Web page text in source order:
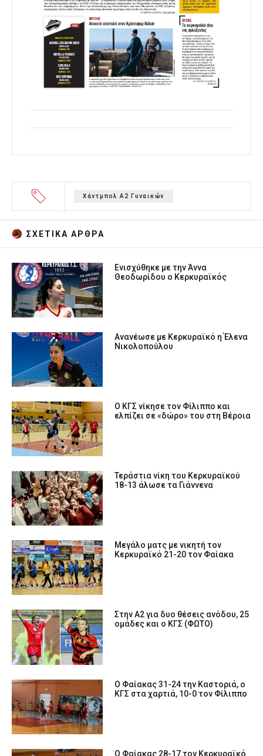
Χάντμπολ Α2 Γυναικών
ΣΧΕΤΙΚA AΡΘΡΑ
Ενισχύθηκε με την Άννα
Θεοδωρίδου ο Κερκυραϊκός
Ανανέωσε με Κερκυραϊκό η Έλενα
Νικολοπούλου
Ο ΚΓΣ νίκησε τον Φίλιππο και
ελπίζει σε «δώρο» του στη Βέροια
Τεράστια νίκη του Κερκυραϊκού
18-13 άλωσε τα Γιάννενα
Μεγάλο ματς με νικητή τον
Κερκυραϊκό 21-20 τον Φαίακα
Στην Α2 για δυο θέσεις ανόδου, 25
ομάδες και ο ΚΓΣ (ΦΩΤΟ)
O Φαίακας 31-24 την Καστοριά, ο
ΚΓΣ στα χαρτιά, 10-0 τον Φίλιππο
Ο Φαίακας 28-17 τον Κερκυραϊκό